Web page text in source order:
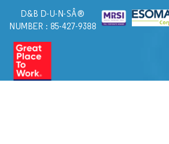
D&B D-U-N-SÂ®
NUMBER : 85-427-9388